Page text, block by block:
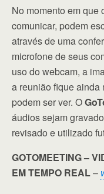
No momento em que
comunicar, podem
através de uma
microfone de seus
uso do webcam, a
a reunião fique ainda
podem ser ver. O
áudios sejam
revisado e utilizado
GOTOMEETING –
EM TEMPO REAL–